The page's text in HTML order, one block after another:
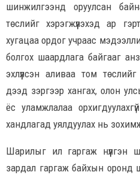
шинжилгээнд оруулсан
төслийг хэрэгжүүлэхэд ар
хугацаа ордог учраас
болгох шаардлага байгааг
эхлүүлсэн аливаа том төслийг
дээд зэргээр хангах, олон
ёс уламжлалаа
хандлагад уялдуулах нь
Шарилыг ил гаргаж нүүлгэн
зардал гаргаж байхын оронд